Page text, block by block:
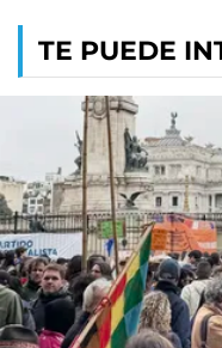
TE PUEDE